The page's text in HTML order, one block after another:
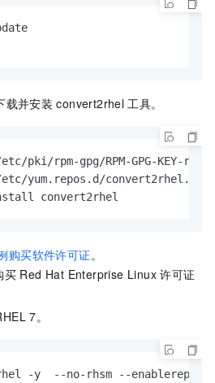
载并安装 convert2rhel 工具。
pki/rpm-gpg/RPM-GPG-KEY-
yum.repos.d/
convert2rhel
购买软件许可证。
买 Red Hat Enterprise Linux 许可证
7。
-y  --no-rhsm --enablerepo